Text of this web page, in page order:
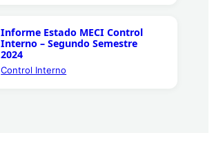
Informe Estado MECI Control
Interno – Segundo Semestre
2024
Control Interno